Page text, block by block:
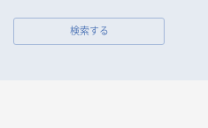
なお、当社は、Cookieおよび
ばWebビーコン）を使用して、
検索する